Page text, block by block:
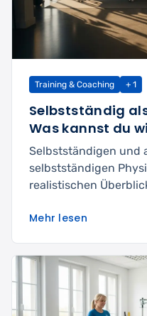
Training & Coaching + 1
Selbstständig
Was kannst du
Selbstständigen und
selbstständigen
realistischen
Mehr lesen